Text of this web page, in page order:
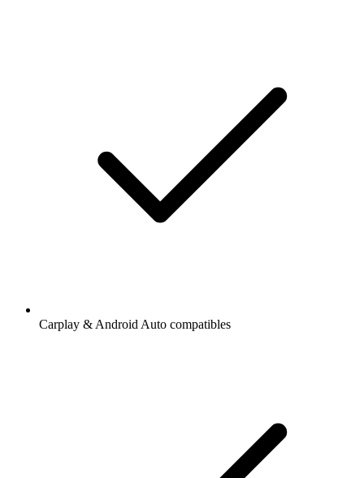
Carplay & Android Auto compatibles